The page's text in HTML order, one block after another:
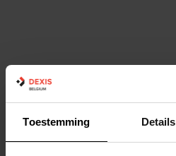
Toestemming Details